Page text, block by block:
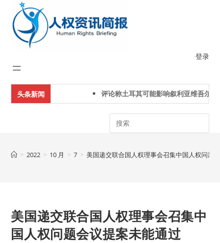
content
登录
头条新闻 评论称土耳其可能影响叙利亚维吾尔人
Search
> 2022 > 10 月 > 7 > 美国递交联合国人权理事会召集中国人权问题
美国递交联合国人权理事会召集中
国人权问题会议提案未能通过